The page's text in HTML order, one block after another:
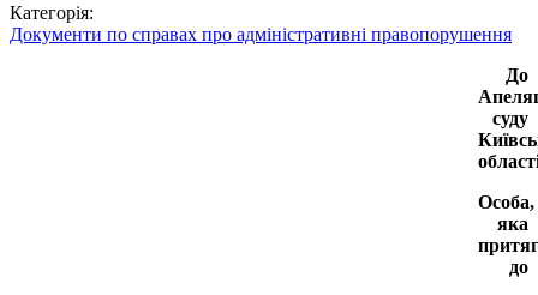
Категорія:
Документи по справах про адміністративні правопорушення
До
суду
Особа,
яка
до